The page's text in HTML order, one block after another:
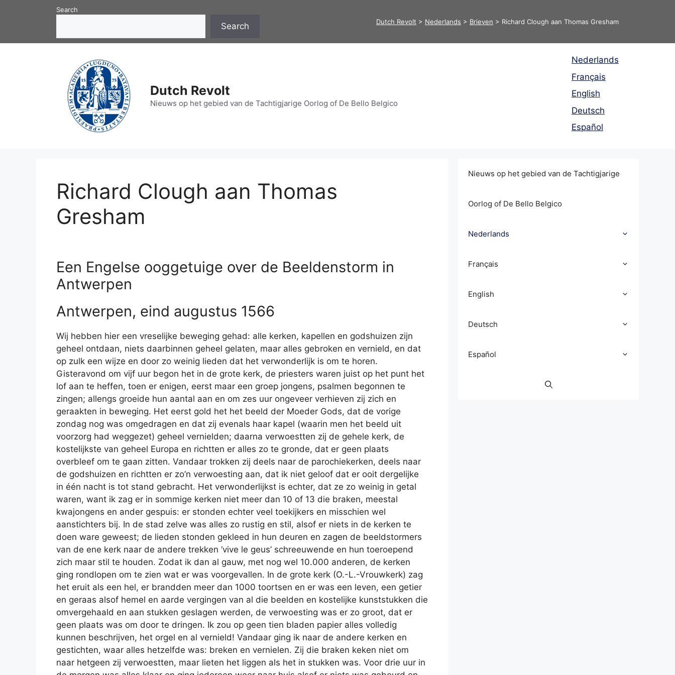
Dutch Revolt > Nederlands > Brieven > Richard Clough aan Thomas Gresham
Search
Search
Dutch Revolt
Nieuws op het gebied van de Tachtigjarige Oorlog of De Bello Belgico
Nederlands
Français
English
Deutsch
Español
Richard Clough aan Thomas
Gresham
Een Engelse ooggetuige over de Beeldenstorm in
Antwerpen
Antwerpen, eind augustus 1566
Wij hebben hier een vreselijke beweging gehad: alle kerken, kapellen en godshuizen zijn
geheel ontdaan, niets daarbinnen geheel gelaten, maar alles gebroken en vernield, en dat
op zulk een wijze en door zo weinig lieden dat het verwonderlijk is om te horen.
Gisteravond om vijf uur begon het in de grote kerk, de priesters waren juist op het punt het
lof aan te heffen, toen er enigen, eerst maar een groep jongens, psalmen begonnen te
zingen; allengs groeide hun aantal aan en om zes uur ongeveer verhieven zij zich en
geraakten in beweging. Het eerst gold het het beeld der Moeder Gods, dat de vorige
zondag nog was omgedragen en dat zij evenals haar kapel (waarin men het beeld uit
voorzorg had weggezet) geheel vernielden; daarna verwoestten zij de gehele kerk, de
kostelijkste van geheel Europa en richtten er alles zo te gronde, dat er geen plaats
overbleef om te gaan zitten. Vandaar trokken zij deels naar de parochiekerken, deels naar
de godshuizen en richtten er zo’n verwoesting aan, dat ik niet geloof dat er ooit dergelijke
in één nacht is tot stand gebracht. Het verwonderlijkst is echter, dat ze zo weinig in getal
waren, want ik zag er in sommige kerken niet meer dan 10 of 13 die braken, meestal
kwajongens en ander gespuis: er stonden echter veel toekijkers en misschien wel
aanstichters bij. In de stad zelve was alles zo rustig en stil, alsof er niets in de kerken te
doen ware geweest; de lieden stonden gekleed in hun deuren en zagen de beeldstormers
van de ene kerk naar de andere trekken ‘vive le geus’ schreeuwende en hun toeroepend
zich maar stil te houden. Zodat ik dan al gauw, met nog wel 10.000 anderen, de kerken
ging rondlopen om te zien wat er was voorgevallen. In de grote kerk (O.-L.-Vrouwkerk) zag
het eruit als een hel, er brandden meer dan 1000 toortsen en er was een leven, een getier
en geraas alsof hemel en aarde vergingen van al die beelden en kostelijke kunststukken die
omvergehaald en aan stukken geslagen werden, de verwoesting was er zo groot, dat er
geen plaats was om door te dringen. Ik zou op geen tien bladen papier alles volledig
kunnen beschrijven, het orgel en al vernield! Vandaar ging ik naar de andere kerken en
gestichten, waar alles hetzelfde was: breken en vernielen. Zij die braken keken niet om
naar hetgeen zij verwoestten, maar lieten het liggen als het in stukken was. Voor drie uur in
Nieuws op het gebied van de Tachtigjarige
Oorlog of De Bello Belgico
Nederlands
Français
English
Deutsch
Español